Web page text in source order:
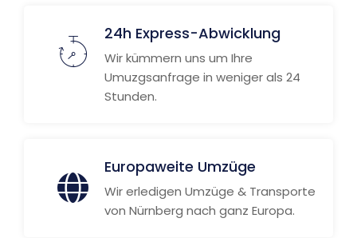
24h Express-Abwicklung
Wir kümmern uns um Ihre
Umuzgsanfrage in weniger als 24
Stunden.
Europaweite Umzüge
Wir erledigen Umzüge & Transporte
von Nürnberg nach ganz Europa.